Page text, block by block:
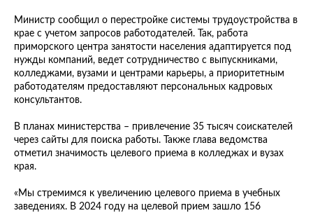
Министр сообщил о перестройке системы трудоустройства в
крае с учетом запросов работодателей. Так, работа
приморского центра занятости населения адаптируется под
нужды компаний, ведет сотрудничество с выпускниками,
колледжами, вузами и центрами карьеры, а приоритетным
работодателям предоставляют персональных кадровых
консультантов.
В планах министерства – привлечение 35 тысяч соискателей
через сайты для поиска работы. Также глава ведомства
отметил значимость целевого приема в колледжах и вузах
края.
«Мы стремимся к увеличению целевого приема в учебных
заведениях. В 2024 году на целевой прием зашло 156